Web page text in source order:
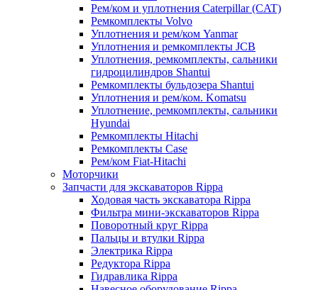
Рем/ком и уплотнения Caterpillar (CAT)
Ремкомплекты Volvo
Уплотнения и рем/ком Yanmar
Уплотнения и ремкомплекты JCB
Уплотнения, ремкомплекты, сальники
гидроцилиндров Shantui
Ремкомплекты бульдозера Shantui
Уплотнения и рем/ком. Komatsu
Уплотнение, ремкомплекты, сальники
Hyundai
Ремкомплекты Hitachi
Ремкомплекты Case
Рем/ком Fiat-Hitachi
Моторчики
Запчасти для экскаваторов Rippa
Ходовая часть экскаватора Rippa
Фильтра мини-экскаваторов Rippa
Поворотный круг Rippa
Пальцы и втулки Rippa
Электрика Rippa
Редуктора Rippa
Гидравлика Rippa